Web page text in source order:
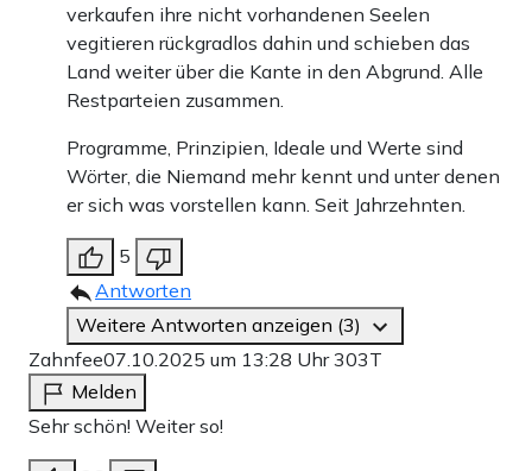
verkaufen ihre nicht vorhandenen Seelen
vegitieren rückgradlos dahin und schieben das
Land weiter über die Kante in den Abgrund. Alle
Restparteien zusammen.
Programme, Prinzipien, Ideale und Werte sind
Wörter, die Niemand mehr kennt und unter denen
er sich was vorstellen kann. Seit Jahrzehnten.
5
Antworten
Weitere Antworten anzeigen (3)
Zahnfee07.10.2025 um 13:28 Uhr303T
Melden
Sehr schön! Weiter so!